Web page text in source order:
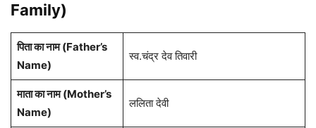
Family)
पिता का नाम (Father’s
Name)
स्व.चंद्र देव तिवारी
माता का नाम (Mother’s
Name)
ललिता देवी